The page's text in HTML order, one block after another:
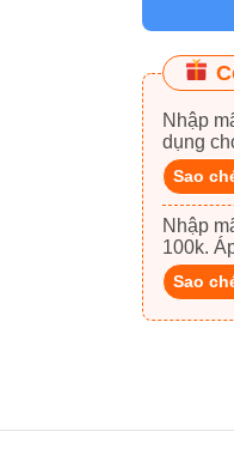
Nhập
dụng
Sao
Nhập
100k.
Sao